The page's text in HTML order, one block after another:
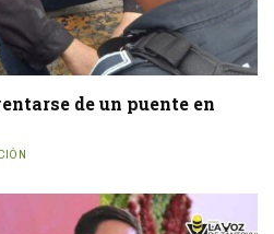
de un puente en